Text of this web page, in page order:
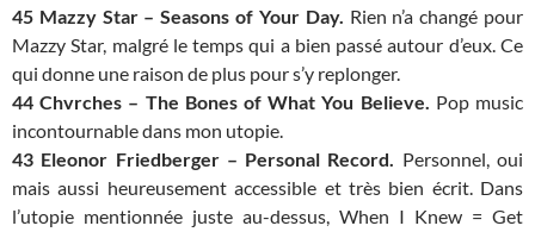
45 Mazzy Star – Seasons of Your Day. Rien n’a changé pour
Mazzy Star, malgré le temps qui a bien passé autour d’eux. Ce
qui donne une raison de plus pour s’y replonger.
44 Chvrches – The Bones of What You Believe. Pop music
incontournable dans mon utopie.
43 Eleonor Friedberger – Personal Record. Personnel, oui
mais aussi heureusement accessible et très bien écrit. Dans
l’utopie mentionnée juste au-dessus, When I Knew = Get